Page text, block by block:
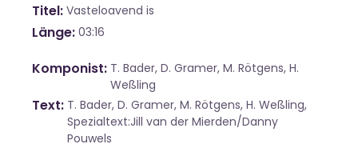
Titel Vasteloavend is
Länge 03:16
Komponist T. Bader, D. Gramer, M. Rötgens, H.
Weßling
Text T. Bader, D. Gramer, M. Rötgens, H. Weßling,
Spezialtext:Jill van der Mierden/Danny
Pouwels